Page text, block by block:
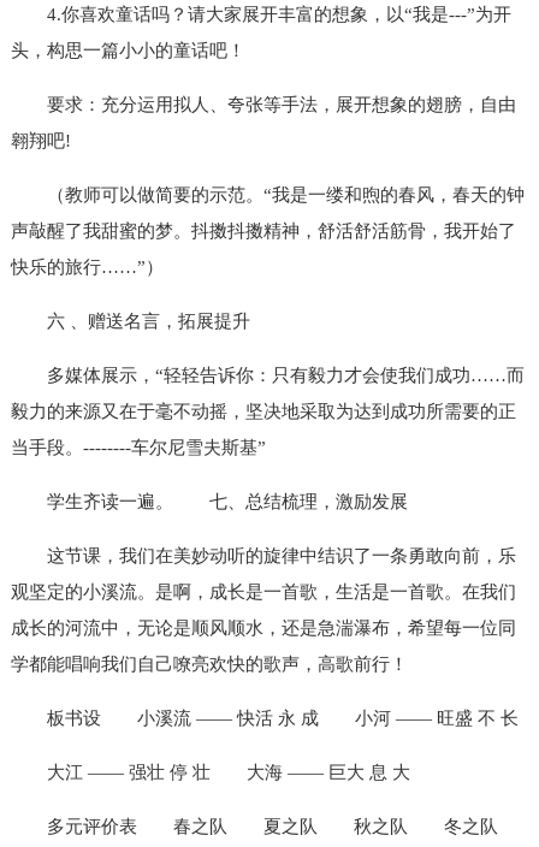
4.你喜欢童话吗？请大家展开丰富的想象，以“我是---”为开
头，构思一篇小小的童话吧！
要求：充分运用拟人、夸张等手法，展开想象的翅膀，自由
翱翔吧!
（教师可以做简要的示范。“我是一缕和煦的春风，春天的钟
声敲醒了我甜蜜的梦。抖擞抖擞精神，舒活舒活筋骨，我开始了
快乐的旅行……”）
六 、赠送名言，拓展提升
多媒体展示，“轻轻告诉你：只有毅力才会使我们成功……而
毅力的来源又在于毫不动摇，坚决地采取为达到成功所需要的正
当手段。--------车尔尼雪夫斯基”
学生齐读一遍。 七、总结梳理，激励发展
这节课，我们在美妙动听的旋律中结识了一条勇敢向前，乐
观坚定的小溪流。是啊，成长是一首歌，生活是一首歌。在我们
成长的河流中，无论是顺风顺水，还是急湍瀑布，希望每一位同
学都能唱响我们自己嘹亮欢快的歌声，高歌前行！
板书设 小溪流 —— 快活 永 成 小河 —— 旺盛 不 长
大江 —— 强壮 停 壮 大海 —— 巨大 息 大
多元评价表 春之队 夏之队 秋之队 冬之队